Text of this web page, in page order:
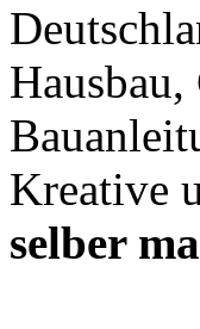
Kreative
selber